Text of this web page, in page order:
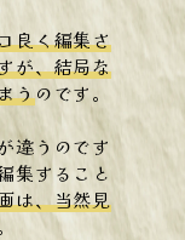
良く編集さ
が、結局な
うのです。
違うのです
集すること
は、当然見